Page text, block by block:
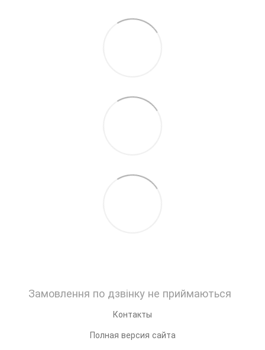
Замовлення по дзвінку не приймаються
Контакты
Полная версия сайта